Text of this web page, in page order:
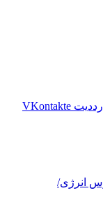
‫رددیت ‫VKontakte